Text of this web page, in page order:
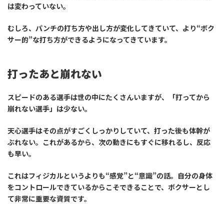
は変わっていない。
むしろ、パンチの打ち方や出し方が変化してきていて、より“ボク
サー的”な打ち方ができるようになってきています。
打ったあと崩れない
スピードのある選手は世の中にたくさんいますが、「打ってから
崩れない選手」は少ない。
天心選手はその点がすごくしっかりしていて、打った後も体幹が
ぶれない。これがあるから、次の動きにもすぐに移れるし、反応
も早い。
これはフィジカルというよりも“感覚”と“意識”の話。自分の身体
をコントロールできているからこそできることで、ボクサーとし
て非常に重要な資質です。